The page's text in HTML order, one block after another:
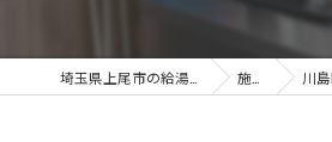
施工事例 川島町